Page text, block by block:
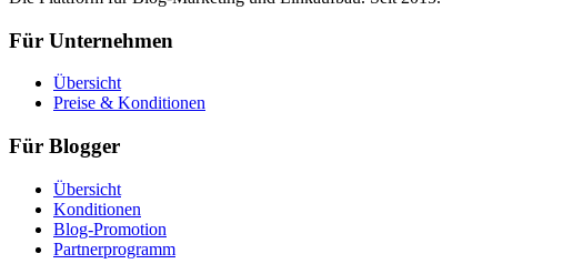
Für Unternehmen
Übersicht
Preise & Konditionen
Für Blogger
Übersicht
Konditionen
Blog-Promotion
Partnerprogramm